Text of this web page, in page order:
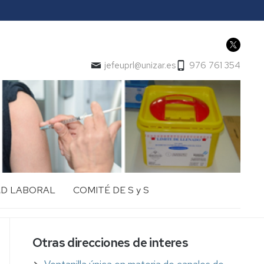
jefeuprl@unizar.es 976 761 354
LABORAL COMITÉ DE S y S
Otras direcciones de interes